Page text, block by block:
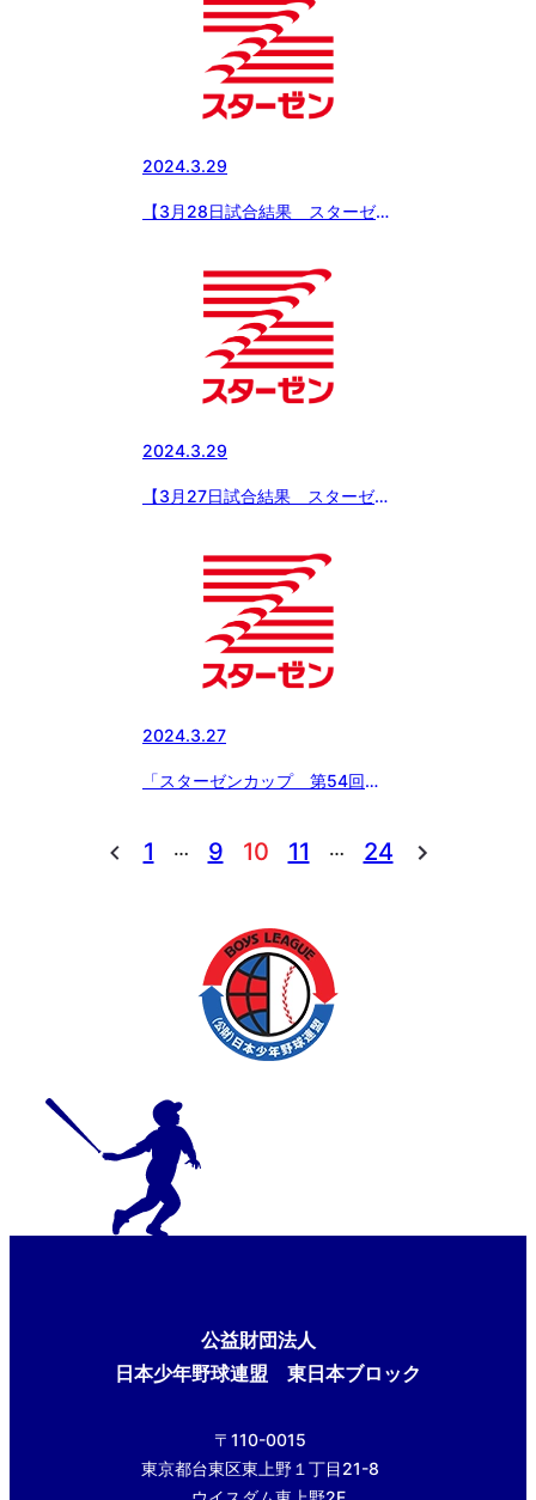
春日部ボーイズ、小学部は東京世
田谷ボーイズと黄城ボーイズが決
勝進出！！
2024.3.29
【3月28日試合結果 スターゼン
はベスト8、小学生の部はベスト
4が出揃う！！
2024.3.29
【3月27日試合結果 スターゼン
ーイズ、生駒ボーイズなどベスト
16に進出!!
2024.3.27
「スターゼンカップ 第54回日
幕！！
1 … 9 10 11 … 24
公益財団法人
日本少年野球連盟 東日本ブロック
〒110-0015
東京都台東区東上野１丁目21-8